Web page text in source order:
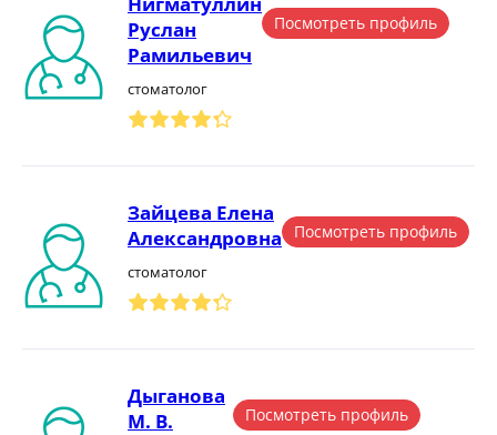
Руслан
Рамильевич
стоматолог
Посмотреть профиль
Зайцева Елена
Александровна
стоматолог
Посмотреть профиль
Дыганова
М. В.
Посмотреть профиль